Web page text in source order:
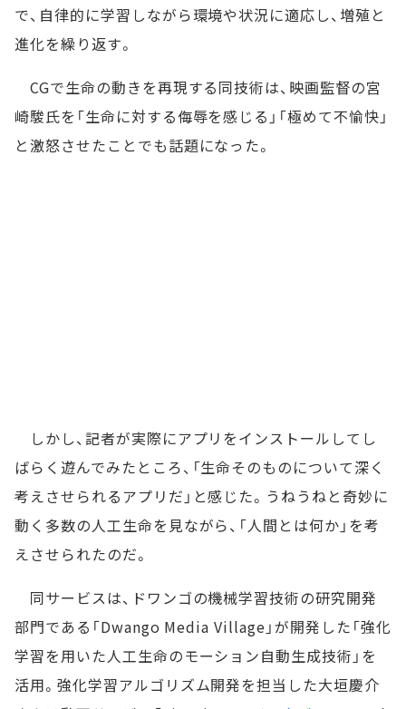
で、自律的に学習しながら環境や状況に適応し、増殖と
進化を繰り返す。
CGで生命の動きを再現する同技術は、映画監督の宮
崎駿氏を「生命に対する侮辱を感じる」「極めて不愉快」
と激怒させたことでも話題になった。
しかし、記者が実際にアプリをインストールしてし
ばらく遊んでみたところ、「生命そのものについて深く
考えさせられるアプリだ」と感じた。うねうねと奇妙に
動く多数の人工生命を見ながら、「人間とは何か」を考
えさせられたのだ。
同サービスは、ドワンゴの機械学習技術の研究開発
部門である「Dwango Media Village」が開発した「強化
学習を用いた人工生命のモーション自動生成技術」を
活用。強化学習アルゴリズム開発を担当した大垣慶介